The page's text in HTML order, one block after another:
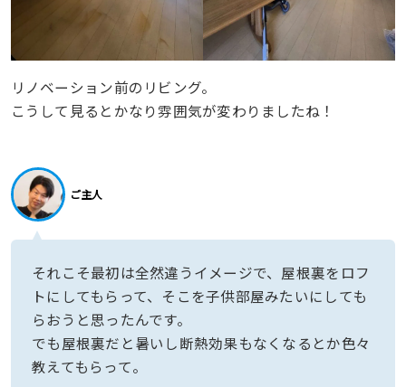
リノベーション前のリビング。
こうして見るとかなり雰囲気が変わりましたね！
ご主人
それこそ最初は全然違うイメージで、屋根裏をロフ
トにしてもらって、そこを子供部屋みたいにしても
らおうと思ったんです。
でも屋根裏だと暑いし断熱効果もなくなるとか色々
教えてもらって。